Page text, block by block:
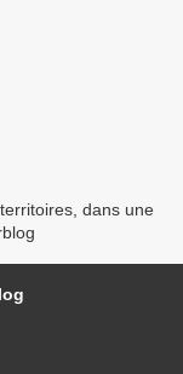
dans une